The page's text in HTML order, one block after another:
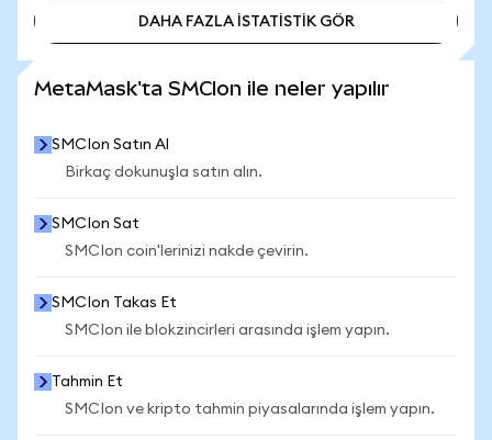
DAHA FAZLA İSTATİSTİK GÖR
MetaMask'ta SMCIon ile neler yapılır
SMCIon Satın Al
Birkaç dokunuşla satın alın.
SMCIon Sat
SMCIon coin'lerinizi nakde çevirin.
SMCIon Takas Et
SMCIon ile blokzincirleri arasında işlem yapın.
Tahmin Et
SMCIon ve kripto tahmin piyasalarında işlem yapın.